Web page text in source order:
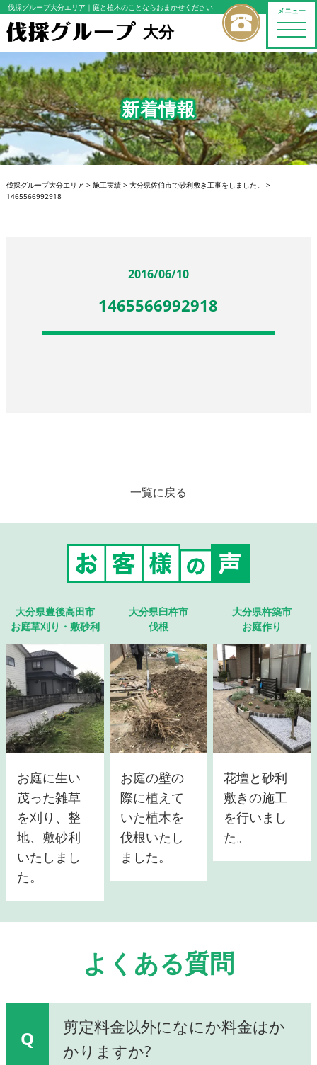
メニュー
toggle
伐採グループ大分エリア ｜庭と植木のことならおまかせください
大分
新着情報
伐採グループ大分エリア > 施工実績> 大分県佐伯市で砂利敷き工事をしました。
>
1465566992918
2016/06/10
1465566992918
一覧に戻る
大分県豊後高田市
お庭草刈り・敷砂利
お庭に生い
茂った雑草
を刈り、整
地、敷砂利
いたしまし
た。
大分県臼杵市
伐根
お庭の壁の
際に植えて
いた植木を
伐根いたし
ました。
大分県杵築市
お庭作り
花壇と砂利
敷きの施工
を行いまし
た。
よくある質問
Q
剪定料金以外になにか料金はか
かりますか?